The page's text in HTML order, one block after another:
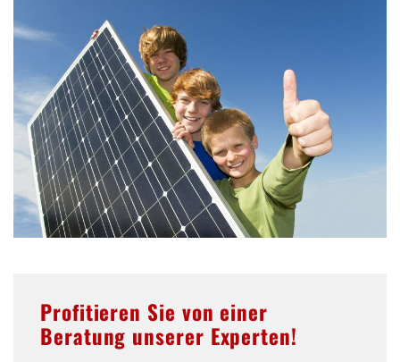
Profitieren Sie von einer
Beratung unserer Experten!